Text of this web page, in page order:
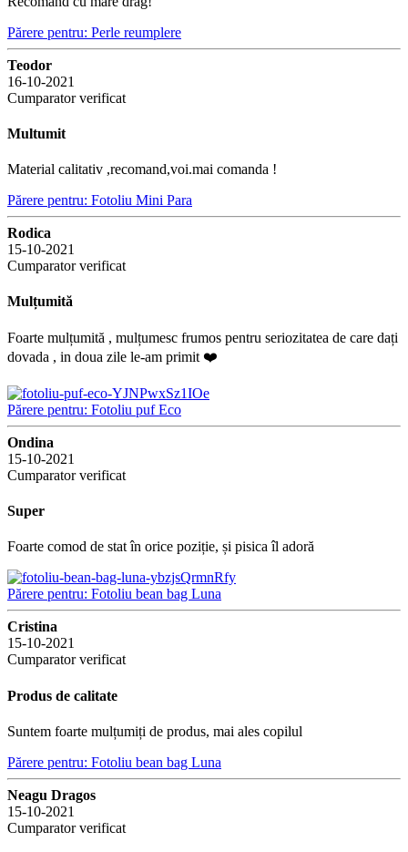
Părere pentru: Perle reumplere
Teodor
16-10-2021
Cumparator verificat
Multumit
Material calitativ ,recomand,voi.mai comanda !
Părere pentru: Fotoliu Mini Para
Rodica
15-10-2021
Cumparator verificat
Mulțumită
Foarte mulțumită , mulțumesc frumos pentru seriozitatea de care dați
dovada , in doua zile le-am primit ❤️
Părere pentru: Fotoliu puf Eco
Ondina
15-10-2021
Cumparator verificat
Super
Foarte comod de stat în orice poziție, și pisica îl adoră
Părere pentru: Fotoliu bean bag Luna
Cristina
15-10-2021
Cumparator verificat
Produs de calitate
Suntem foarte mulțumiți de produs, mai ales copilul
Părere pentru: Fotoliu bean bag Luna
Neagu Dragos
15-10-2021
Cumparator verificat